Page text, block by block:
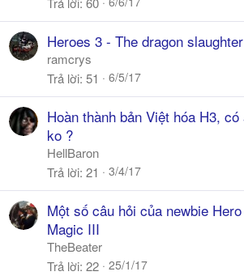
Heroes 3 - The dragon slaughter
ramcrys
Trả lời 51 6/5/17
Hoàn thành bản Việt hóa H3,
ko ?
HellBaron
Trả lời 21 3/4/17
Một số câu hỏi của newbie
Magic III
TheBeater
Trả lời 22 25/1/17